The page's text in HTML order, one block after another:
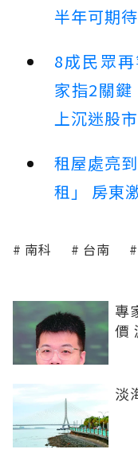
半年可期待
8成民眾
家指2關
上沉迷股市
租屋處亮
租」 房東
南科 台南
專
價
淡